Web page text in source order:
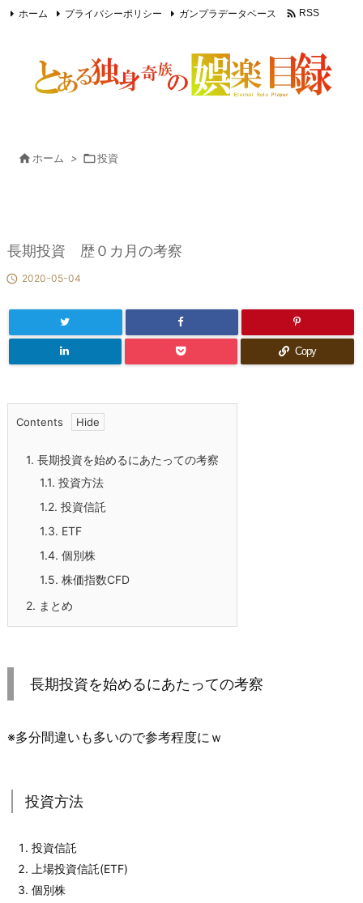
ホーム プライバシーポリシー ガンプラデータベース  RSS
ホーム > 投資
長期投資 歴０カ月の考察
 2020-05-04
Copy
Contents
1. 長期投資を始めるにあたっての考察
1.1. 投資方法
1.2. 投資信託
1.3. ETF
1.4. 個別株
1.5. 株価指数CFD
2. まとめ
長期投資を始めるにあたっての考察
※多分間違いも多いので参考程度にｗ
投資方法
投資信託
上場投資信託(ETF)
個別株